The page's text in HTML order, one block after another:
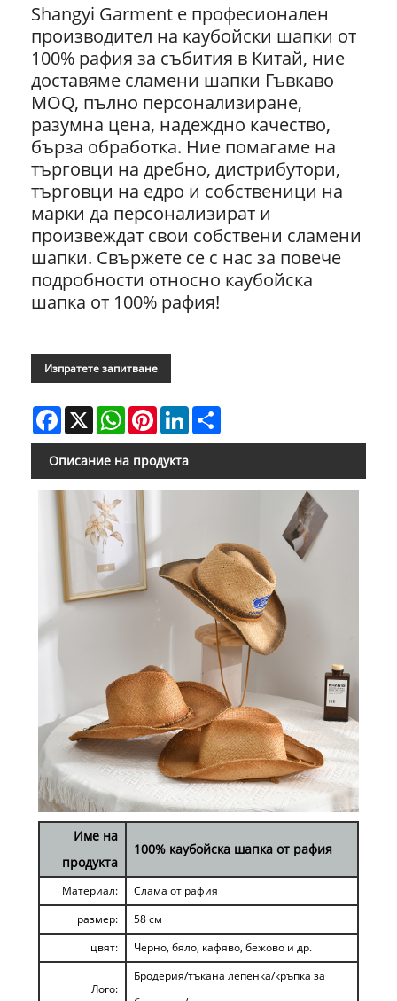
Shangyi Garment е професионален
производител на каубойски шапки от
100% рафия за събития в Китай, ние
доставяме сламени шапки Гъвкаво
MOQ, пълно персонализиране,
разумна цена, надеждно качество,
бърза обработка. Ние помагаме на
търговци на дребно, дистрибутори,
търговци на едро и собственици на
марки да персонализират и
произвеждат свои собствени сламени
шапки. Свържете се с нас за повече
подробности относно каубойска
шапка от 100% рафия!
Изпратете запитване
Facebook
X WhatsAppPinterestLinkedIn
Описание на продукта
Име на
продукта
100% каубойска шапка от рафия
Материал:
Слама от рафия
размер:
58 см
цвят:
Черно, бяло, кафяво, бежово и др.
Лого:
Бродерия/тъкана лепенка/кръпка за